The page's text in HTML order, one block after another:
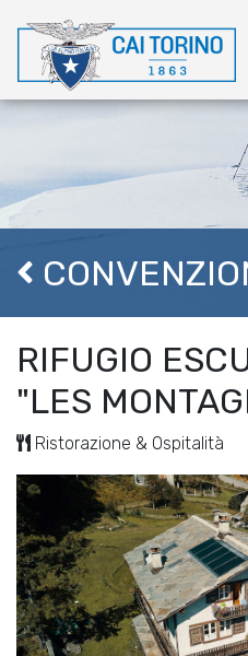
RIFUGIO
"LES
Ristorazione & Ospitalità